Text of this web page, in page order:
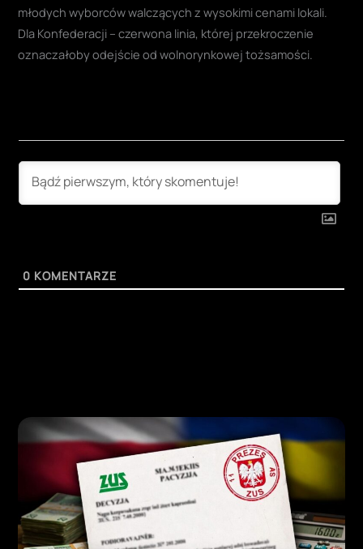
młodych wyborców walczących z wysokimi cenami lokali.
Dla Konfederacji – czerwona linia, której przekroczenie
oznaczałoby odejście od wolnorynkowej tożsamości.
0 KOMENTARZE